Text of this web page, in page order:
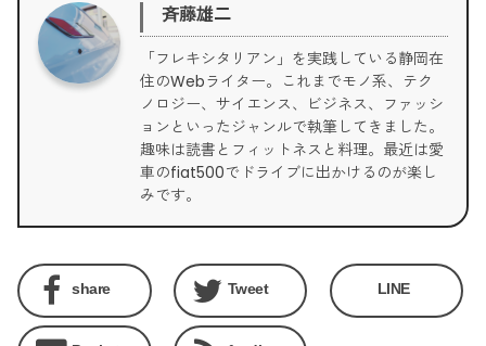
斉藤雄二
「フレキシタリアン」を実践している静岡在
住のWebライター。これまでモノ系、テク
ノロジー、サイエンス、ビジネス、ファッシ
ョンといったジャンルで執筆してきました。
趣味は読書とフィットネスと料理。最近は愛
車のfiat500でドライブに出かけるのが楽し
みです。
share Tweet LINE